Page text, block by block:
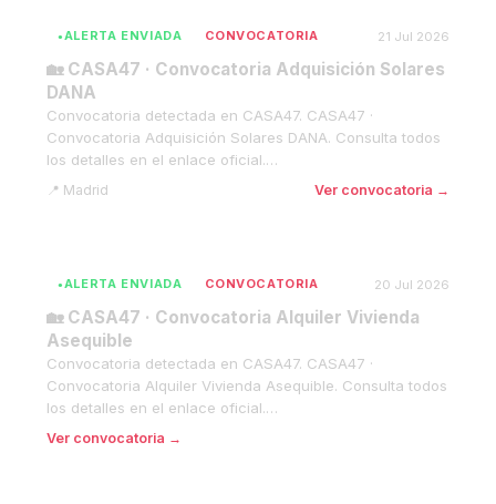
ALERTA ENVIADA CONVOCATORIA 21 Jul 2026
🏡 CASA47 · Convocatoria Adquisición Solares
DANA
Convocatoria detectada en CASA47. CASA47 ·
Convocatoria Adquisición Solares DANA. Consulta todos
los detalles en el enlace oficial.…
Madrid Ver convocatoria →
ALERTA ENVIADA CONVOCATORIA 20 Jul 2026
🏡 CASA47 · Convocatoria Alquiler Vivienda
Asequible
Convocatoria detectada en CASA47. CASA47 ·
Convocatoria Alquiler Vivienda Asequible. Consulta todos
los detalles en el enlace oficial.…
Ver convocatoria →